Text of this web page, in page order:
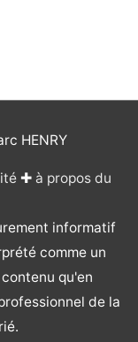
HENRY
✚ à propos du
informatif
comme un
qu'en
de la